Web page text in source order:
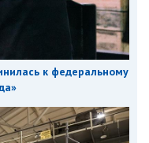
к федеральному